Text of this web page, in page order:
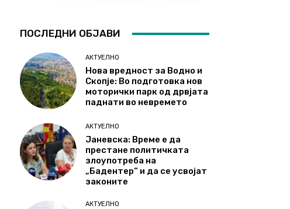
ПОСЛЕДНИ ОБЈАВИ
АКТУЕЛНО
Нова вредност за Водно и
Скопје: Во подготовка нов
моторички парк од дрвјата
паднати во невремето
АКТУЕЛНО
Јаневска: Време е да
престане политичката
злоупотреба на
„Бадентер“ и да се усвојат
законите
АКТУЕЛНО